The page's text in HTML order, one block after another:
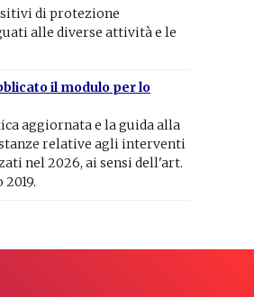
di protezione
alle diverse attività e le
il modulo per lo
aggiornata e la guida alla
relative agli interventi
nel 2026, ai sensi dell'art.